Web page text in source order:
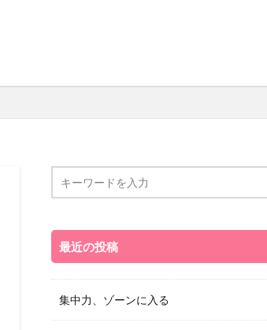
最近の投稿
集中力、ゾーンに入る